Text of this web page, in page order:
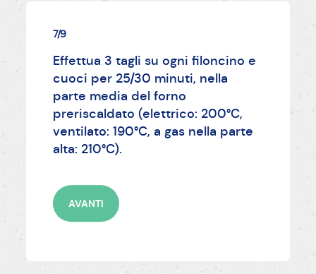
7/9
Effettua 3 tagli su ogni filoncino e
cuoci per 25/30 minuti, nella
parte media del forno
preriscaldato (elettrico: 200°C,
ventilato: 190°C, a gas nella parte
alta: 210°C).
AVANTI